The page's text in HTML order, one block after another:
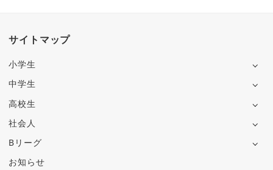
サイトマップ
小学生
中学生
高校生
社会人
Bリーグ
お知らせ